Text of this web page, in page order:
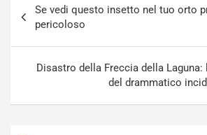
articoli
Se vedi questo insetto nel tuo orto
pericoloso
Disastro della Freccia della
del drammatico